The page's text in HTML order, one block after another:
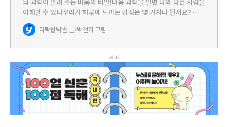
이해할 수 있다우리가 하루에 느끼는 감정은 몇 가지나 될까요? 질
투, 화, 무서움, 즐거움, 슬픔 등 다양한 감정이 끊임없이 나타났다 사
라지고는 합니다. 너무 많아서 하나하나 세기도 어려울…
다락원박솔 글/박선하 그림
광고